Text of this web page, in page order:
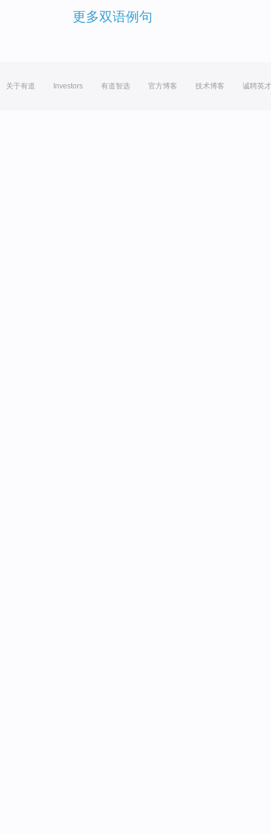
更多双语例句
关于有道 Investors 有道智选 官方博客 技术博客 诚聘英才